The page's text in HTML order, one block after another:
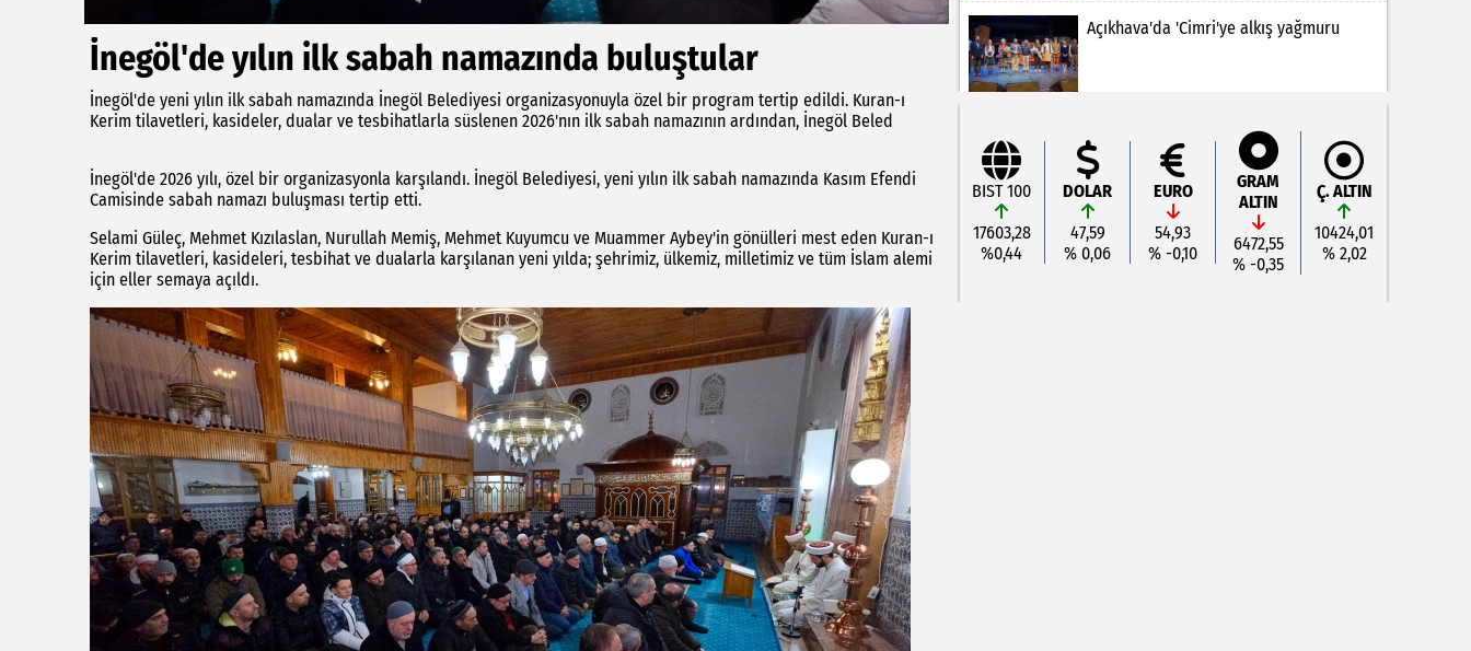
İnegöl'de yılın ilk sabah namazında buluştular
İnegöl'de yeni yılın ilk sabah namazında İnegöl Belediyesi organizasyonuyla özel bir program tertip edildi. Kuran-ı
Kerim tilavetleri, kasideler, dualar ve tesbihatlarla süslenen 2026'nın ilk sabah namazının ardından, İnegöl Beled
İnegöl'de 2026 yılı, özel bir organizasyonla karşılandı. İnegöl Belediyesi, yeni yılın ilk sabah namazında Kasım Efendi
Camisinde sabah namazı buluşması tertip etti.
Selami Güleç, Mehmet Kızılaslan, Nurullah Memiş, Mehmet Kuyumcu ve Muammer Aybey'in gönülleri mest eden Kuran-ı
Kerim tilavetleri, kasideleri, tesbihat ve dualarla karşılanan yeni yılda; şehrimiz, ülkemiz, milletimiz ve tüm İslam alemi
için eller semaya açıldı.
Açıkhava'da 'Cimri'ye alkış yağmuru
BIST 100
17603,28
%0,44
DOLAR
47,59
% 0,06
EURO
54,93
% -0,10
GRAM
ALTIN
6472,55
% -0,35
Ç. ALTIN
10424,01
% 2,02